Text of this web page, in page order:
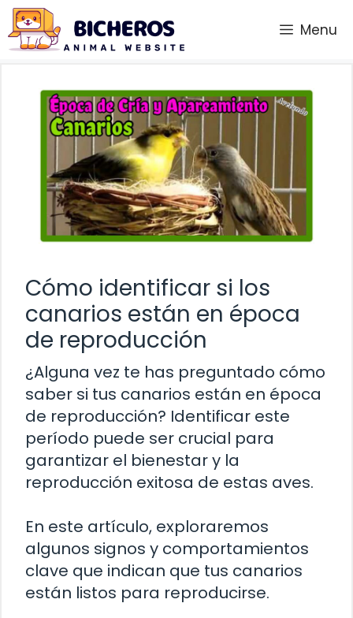
Saltar
al
contenido
Menu
Cómo identificar si los
canarios están en época
de reproducción
¿Alguna vez te has preguntado cómo
saber si tus canarios están en época
de reproducción? Identificar este
período puede ser crucial para
garantizar el bienestar y la
reproducción exitosa de estas aves.
En este artículo, exploraremos
algunos signos y comportamientos
clave que indican que tus canarios
están listos para reproducirse.